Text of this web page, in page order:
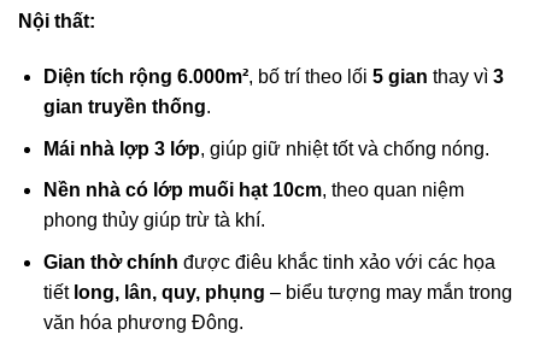
Nội thất:
Diện tích rộng 6.000m², bố trí theo lối 5 gian thay vì 3
gian truyền thống.
Mái nhà lợp 3 lớp, giúp giữ nhiệt tốt và chống nóng.
Nền nhà có lớp muối hạt 10cm, theo quan niệm
phong thủy giúp trừ tà khí.
Gian thờ chính được điêu khắc tinh xảo với các họa
tiết long, lân, quy, phụng – biểu tượng may mắn trong
văn hóa phương Đông.